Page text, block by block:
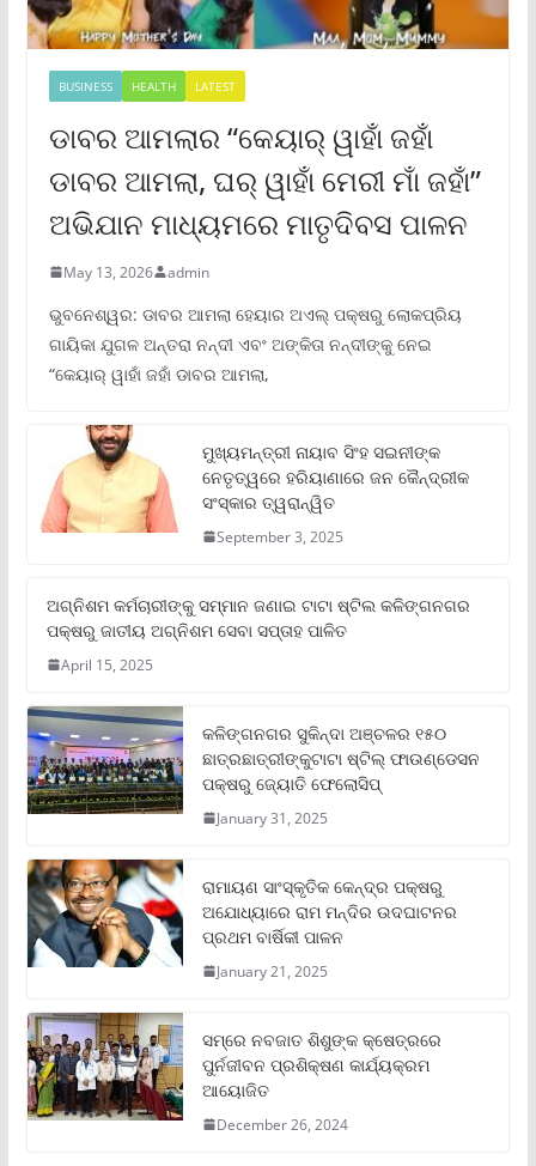
BUSINESS HEALTH LATEST
ଡାବର ଆମଲାର “କେୟାର୍ ୱାହାଁ ଜହାଁ
ଡାବର ଆମଲା, ଘର୍ ୱାହାଁ ମେରୀ ମାଁ ଜହାଁ”
ଅଭିଯାନ ମାଧ୍ୟମରେ ମାତୃଦିବସ ପାଳନ
May 13, 2026 admin
ଭୁବନେଶ୍ୱର: ଡାବର ଆମଲା ହେୟାର ଅଏଲ୍ ପକ୍ଷରୁ ଲୋକପ୍ରିୟ
ଗାୟିକା ଯୁଗଳ ଅନ୍ତରା ନନ୍ଦୀ ଏବଂ ଅଙ୍କିତା ନନ୍ଦୀଙ୍କୁ ନେଇ
“କେୟାର୍ ୱାହାଁ ଜହାଁ ଡାବର ଆମଲା,
ମୁଖ୍ୟମନ୍ତ୍ରୀ ନାୟାବ ସିଂହ ସଇନୀଙ୍କ
ନେତୃତ୍ୱରେ ହରିୟାଣାରେ ଜନ କୈନ୍ଦ୍ରୀକ
ସଂସ୍କାର ତ୍ୱରାନ୍ୱିତ
September 3, 2025
ଅଗ୍ନିଶମ କର୍ମଚାରୀଙ୍କୁ ସମ୍ମାନ ଜଣାଇ ଟାଟା ଷ୍ଟିଲ କଳିଙ୍ଗନଗର
ପକ୍ଷରୁ ଜାତୀୟ ଅଗ୍ନିଶମ ସେବା ସପ୍ତାହ ପାଳିତ
April 15, 2025
କଳିଙ୍ଗନଗର ସୁକିନ୍ଦା ଅଞ୍ଚଳର ୧୫୦
ଛାତ୍ରଛାତ୍ରୀଙ୍କୁଟାଟା ଷ୍ଟିଲ୍ ଫାଉଣ୍ଡେସନ
ପକ୍ଷରୁ ଜ୍ୟୋତି ଫେଲୋସିପ୍‌
January 31, 2025
ରାମାୟଣ ସାଂସ୍କୃତିକ କେନ୍ଦ୍ର ପକ୍ଷରୁ
ଅଯୋଧ୍ୟାରେ ରାମ ମନ୍ଦିର ଉଦଘାଟନର
ପ୍ରଥମ ବାର୍ଷିକୀ ପାଳନ
January 21, 2025
ସମ୍‌ରେ ନବଜାତ ଶିଶୁଙ୍କ କ୍ଷେତ୍ରରେ
ପୁର୍ନଜୀବନ ପ୍ରଶିକ୍ଷଣ କାର୍ଯ୍ୟକ୍ରମ
ଆୟୋଜିତ
December 26, 2024